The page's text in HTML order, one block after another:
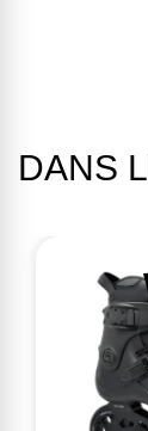
DANS